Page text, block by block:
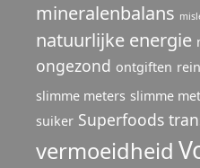
mineralenbalans
natuurlijke energie
ongezond ontgiften
slimme meters slimme
suiker Superfoods
vermoeidheid